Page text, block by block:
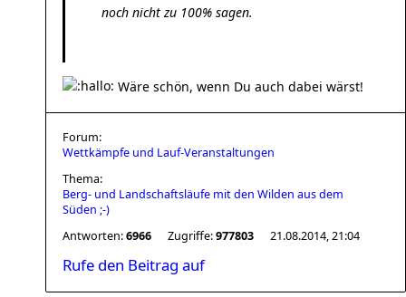
noch nicht zu 100% sagen.
Wäre schön, wenn Du auch dabei wärst!
Forum:
Wettkämpfe und Lauf-Veranstaltungen
Thema:
Berg- und Landschaftsläufe mit den Wilden aus dem
Süden ;-)
Antworten:6966 Zugriffe:977803 21.08.2014, 21:04
Rufe den Beitrag auf